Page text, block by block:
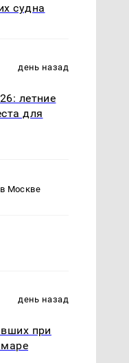
судна
день назад
летние
для
в Москве
день назад
при